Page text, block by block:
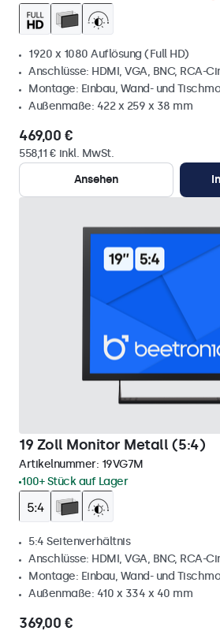
1920 x 1080 Auflösung (Full HD)
Anschlüsse: HDMI, VGA, BNC, RCA-
Montage: Einbau, Wand- und
Außenmaße: 422 x 259 x 38 mm
469,00 €
558,11 € inkl. MwSt.
Ansehen
19 Zoll Monitor Metall (5:4)
Artikelnummer: 19VG7M
100+ Stück auf Lager
5:4 Seitenverhältnis
Anschlüsse: HDMI, VGA, BNC, RCA-
Montage: Einbau, Wand- und
Außenmaße: 410 x 334 x 40 mm
369,00 €